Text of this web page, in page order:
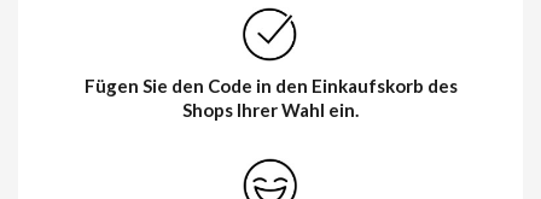
Fügen Sie den Code in den Einkaufskorb des
Shops Ihrer Wahl ein.